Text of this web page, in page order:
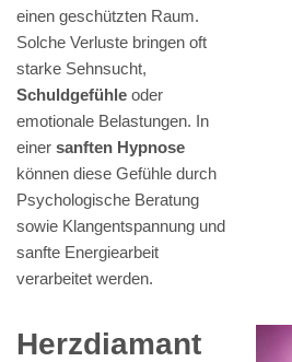
einen geschützten Raum.
Solche Verluste bringen oft
starke Sehnsucht,
Schuldgefühle oder
emotionale Belastungen. In
einer sanften Hypnose
können diese Gefühle durch
Psychologische Beratung
sowie Klangentspannung und
sanfte Energiearbeit
verarbeitet werden.
Herzdiamant